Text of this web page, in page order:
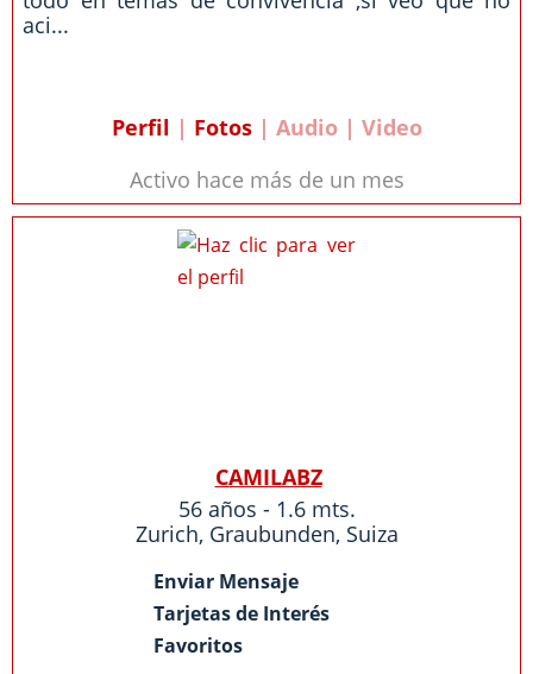
aci...
Perfil | Fotos| Audio | Video
Activo hace más de un mes
CAMILABZ
56 años - 1.6 mts.
Zurich, Graubunden, Suiza
Enviar Mensaje
Tarjetas de Interés
Favoritos